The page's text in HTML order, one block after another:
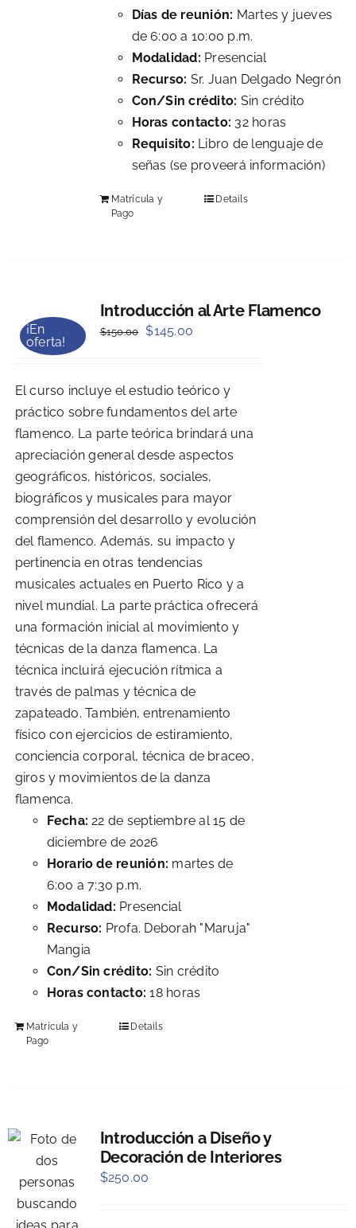
Días de reunión: Martes y jueves
de 6:00 a 10:00 p.m.
Modalidad: Presencial
Recurso: Sr. Juan Delgado Negrón
Con/Sin crédito: Sin crédito
Horas contacto: 32 horas
Requisito: Libro de lenguaje de
señas (se proveerá información)
Matrícula y
Pago
Details
¡En
oferta!
Introducción al Arte Flamenco
$150.00 Original
$150.00.
$145.00
$145.00.
El curso incluye el estudio teórico y
práctico sobre fundamentos del arte
flamenco. La parte teórica brindará una
apreciación general desde aspectos
geográficos, históricos, sociales,
biográficos y musicales para mayor
comprensión del desarrollo y evolución
del flamenco. Además, su impacto y
pertinencia en otras tendencias
musicales actuales en Puerto Rico y a
nivel mundial. La parte práctica ofrecerá
una formación inicial al movimiento y
técnicas de la danza flamenca. La
técnica incluirá ejecución rítmica a
través de palmas y técnica de
zapateado. También, entrenamiento
físico con ejercicios de estiramiento,
conciencia corporal, técnica de braceo,
giros y movimientos de la danza
flamenca.
Fecha:22 de septiembre al 15 de
diciembre de 2026
Horario de reunión: martes de
6:00 a 7:30 p.m.
Modalidad: Presencial
Recurso: Profa. Deborah "Maruja"
Mangia
Con/Sin crédito: Sin crédito
Horas contacto: 18 horas
Matrícula y
Pago
Details
Introducción a Diseño y
Decoración de Interiores
$250.00